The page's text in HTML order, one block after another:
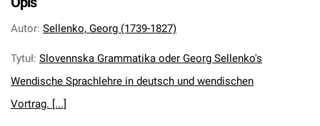
Autor: Sellenko, Georg (1739-1827)
Tytuł: Slovennska Grammatika oder Georg Sellenko's
Wendische Sprachlehre in deutsch und wendischen
Vortrag. [...]